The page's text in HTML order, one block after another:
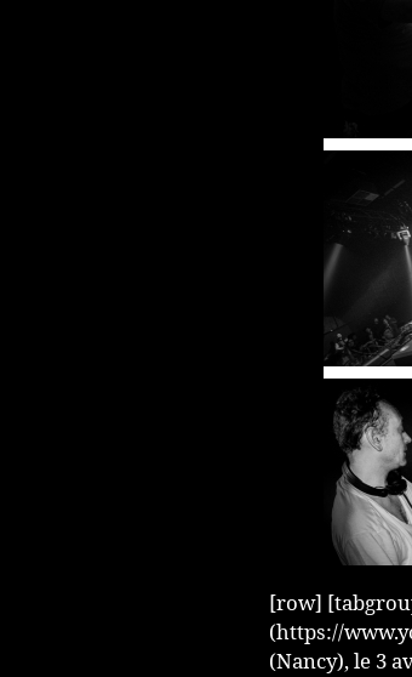
[row]
(https://
(Nancy), le 3